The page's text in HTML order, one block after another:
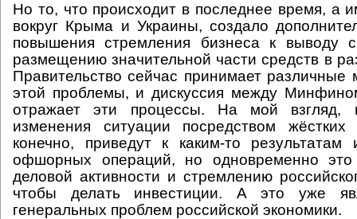
Но то, что происходит в последнее время, а
вокруг Крыма и Украины, создало
повышения стремления бизнеса к выводу
размещению значительной части средств в
Правительство сейчас принимает
этой проблемы, и дискуссия между
отражает эти процессы. На мой взгляд,
изменения ситуации посредством
конечно, приведут к каким-то результатам
офшорных операций, но одновременно
деловой активности и стремлению
чтобы делать инвестиции. А это уже
генеральных проблем российской экономики.